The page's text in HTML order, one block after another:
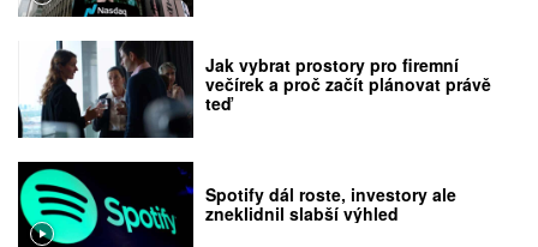
Jak vybrat prostory pro firemní
večírek a proč začít plánovat právě
teď
Spotify dál roste, investory ale
zneklidnil slabší výhled